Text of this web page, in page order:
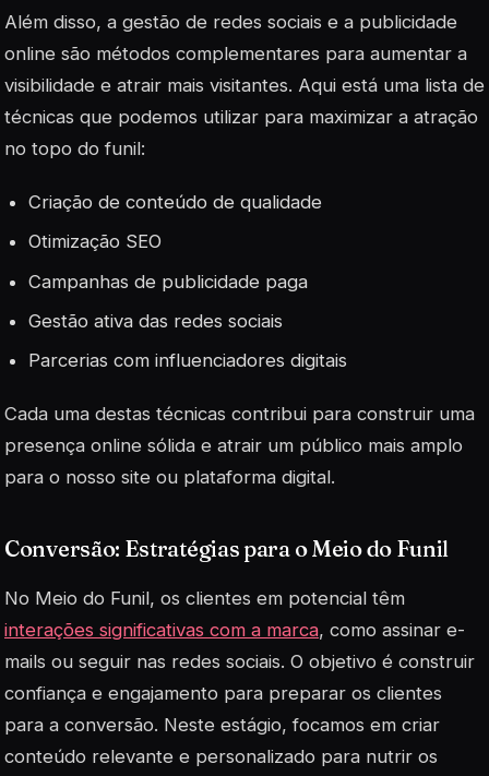
Além disso, a gestão de redes sociais e a publicidade
online são métodos complementares para aumentar a
visibilidade e atrair mais visitantes. Aqui está uma lista de
técnicas que podemos utilizar para maximizar a atração
no topo do funil:
Criação de conteúdo de qualidade
Otimização SEO
Campanhas de publicidade paga
Gestão ativa das redes sociais
Parcerias com influenciadores digitais
Cada uma destas técnicas contribui para construir uma
presença online sólida e atrair um público mais amplo
para o nosso site ou plataforma digital.
Conversão: Estratégias para o Meio do Funil
No Meio do Funil, os clientes em potencial têm
interações significativas com a marca, como assinar e-
mails ou seguir nas redes sociais. O objetivo é construir
confiança e engajamento para preparar os clientes
para a conversão. Neste estágio, focamos em criar
conteúdo relevante e personalizado para nutrir os